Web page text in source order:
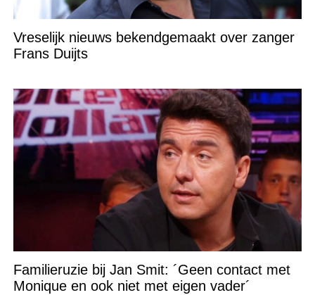
Vreselijk nieuws bekendgemaakt over zanger
Frans Duijts
Familieruzie bij Jan Smit: ´Geen contact met
Monique en ook niet met eigen vader´